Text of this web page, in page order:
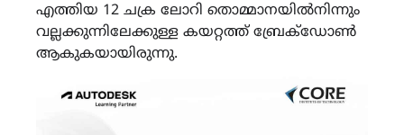
എത്തിയ 12 ചക്ര ലോറി തൊമ്മാനയിൽനിന്നും
വല്ലക്കുന്നിലേക്കുള്ള കയറ്റത്ത് ബ്രേക്‌ഡോൺ
ആകുകയായിരുന്നു.